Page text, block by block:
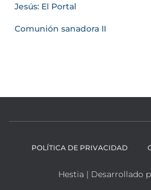
Jesús: El Portal
Comunión sanadora II
POLÍTICA DE PRIVACIDAD
Hestia | Desarrollado